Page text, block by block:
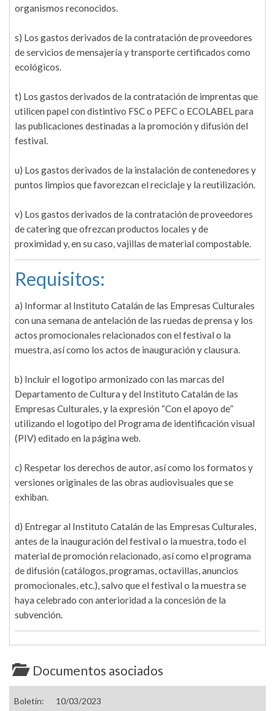
organismos reconocidos.
s) Los gastos derivados de la contratación de proveedores
de servicios de mensajería y transporte certificados como
ecológicos.
t) Los gastos derivados de la contratación de imprentas que
utilicen papel con distintivo FSC o PEFC o ECOLABEL para
las publicaciones destinadas a la promoción y difusión del
festival.
u) Los gastos derivados de la instalación de contenedores y
puntos limpios que favorezcan el reciclaje y la reutilización.
v) Los gastos derivados de la contratación de proveedores
de catering que ofrezcan productos locales y de
proximidad y, en su caso, vajillas de material compostable.
Requisitos:
a) Informar al Instituto Catalán de las Empresas Culturales
con una semana de antelación de las ruedas de prensa y los
actos promocionales relacionados con el festival o la
muestra, así como los actos de inauguración y clausura.
b) Incluir el logotipo armonizado con las marcas del
Departamento de Cultura y del Instituto Catalán de las
Empresas Culturales, y la expresión “Con el apoyo de”
utilizando el logotipo del Programa de identificación visual
(PIV) editado en la página web.
c) Respetar los derechos de autor, así como los formatos y
versiones originales de las obras audiovisuales que se
exhiban.
d) Entregar al Instituto Catalán de las Empresas Culturales,
antes de la inauguración del festival o la muestra, todo el
material de promoción relacionado, así como el programa
de difusión (catálogos, programas, octavillas, anuncios
promocionales, etc.), salvo que el festival o la muestra se
haya celebrado con anterioridad a la concesión de la
subvención.
Documentos asociados
Boletín:
10/03/2023